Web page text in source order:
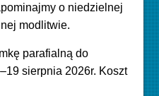
o niedzielnej
modlitwie.
parafialną do
sierpnia 2026r. Koszt